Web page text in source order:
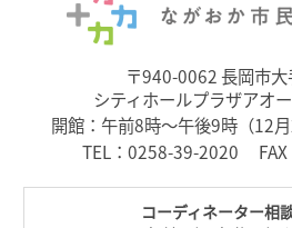
〒940-0062 長岡市
シティホールプラザアオ
開館：午前8時～午後9時（12
TEL： 0258-39-2020 FAX
コーディネーター相